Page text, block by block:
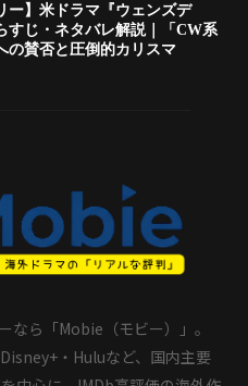
ー】米ドラマ『ウェンズデ
すじ・ネタバレ解説｜「CW系
の賛否と圧倒的カリスマ
なら「Mobie（モビー）」。
・Huluなど、国内主要